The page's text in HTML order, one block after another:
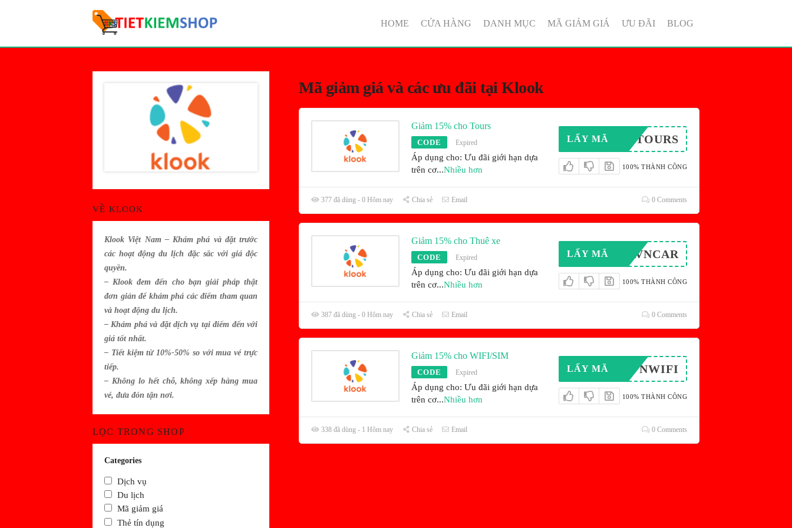
HOME CỬA HÀNG DANH MỤC MÃ GIẢM GIÁ ƯU ĐÃI BLOG
Mã giảm giá và các ưu đãi tại Klook
Giảm 15% cho Tours
CODE Expired
Áp dụng cho: Ưu đãi giới hạn dựa
trên cơ...Nhiều hơn
AVNTOURS
LẤY MÃ
100% THÀNH CÔNG
377 đã dùng - 0 Hôm nay Chia sẻ Email 0 Comments
Giảm 15% cho Thuê xe
CODE Expired
Áp dụng cho: Ưu đãi giới hạn dựa
trên cơ...Nhiều hơn
ISAVNCAR
LẤY MÃ
100% THÀNH CÔNG
387 đã dùng - 0 Hôm nay Chia sẻ Email 0 Comments
Giảm 15% cho WIFI/SIM
CODE Expired
Áp dụng cho: Ưu đãi giới hạn dựa
trên cơ...Nhiều hơn
SAVNWIFI
LẤY MÃ
100% THÀNH CÔNG
338 đã dùng - 1 Hôm nay Chia sẻ Email 0 Comments
VỀ KLOOK
Klook Việt Nam – Khám phá và đặt trước
các hoạt động du lịch đặc sắc với giá độc
quyền.
– Klook đem đến cho bạn giải pháp thật
đơn giản để khám phá các điểm tham quan
và hoạt động du lịch.
– Khám phá và đặt dịch vụ tại điểm đến với
giá tốt nhất.
– Tiết kiệm từ 10%-50% so với mua vé trực
tiếp.
– Không lo hết chỗ, không xếp hàng mua
vé, đưa đón tận nơi.
LỌC TRONG SHOP
Categories
Dịch vụ
Du lịch
Mã giảm giá
Thẻ tín dụng